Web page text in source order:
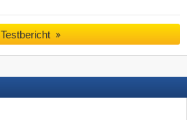
Testbericht